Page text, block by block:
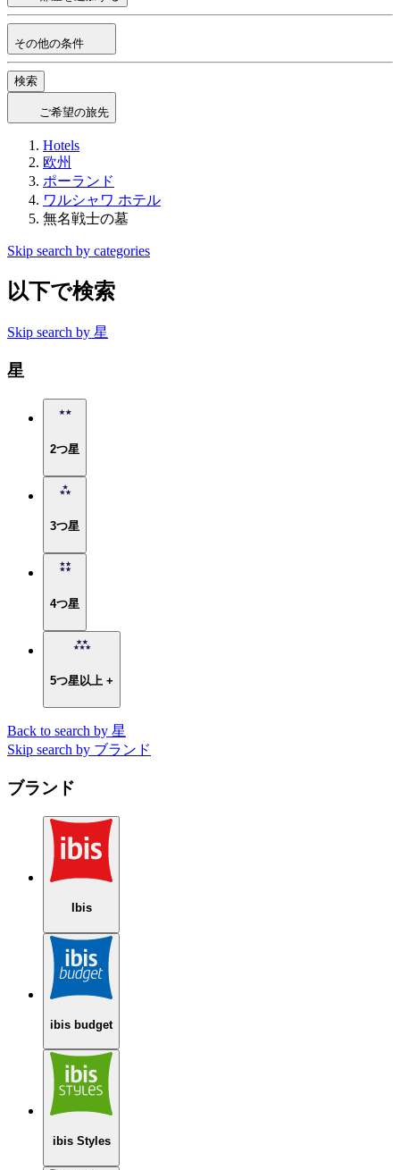
その他の条件
検索
ご希望の旅先
Hotels
欧州
ポーランド
ワルシャワ ホテル
無名戦士の墓
Skip search by categories
以下で検索
Skip search by 星
星
2つ星
3つ星
4つ星
5つ星以上 +
Back to search by 星
Skip search by ブランド
ブランド
Ibis
ibis budget
ibis Styles